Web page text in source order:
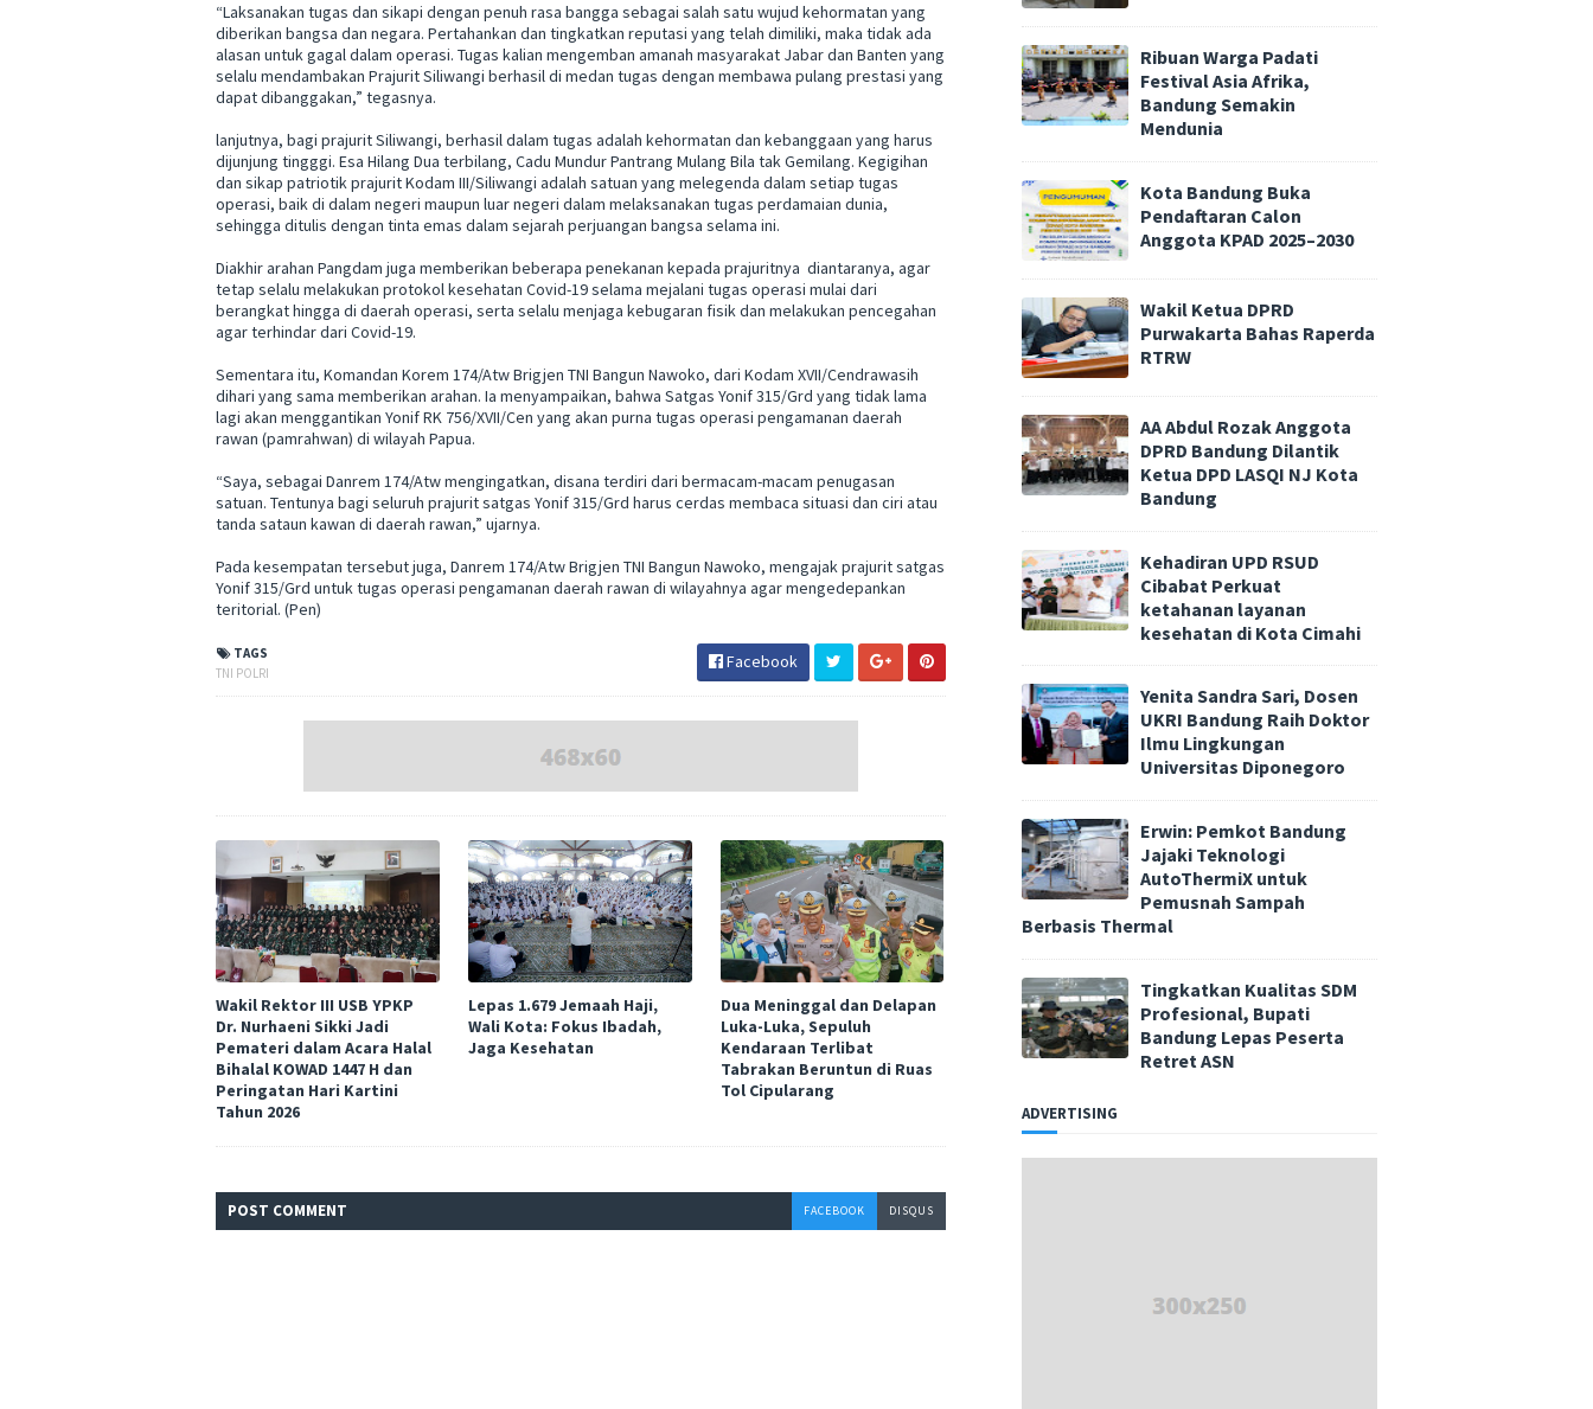
“Laksanakan tugas dan sikapi dengan penuh rasa bangga sebagai salah satu wujud kehormatan yang
diberikan bangsa dan negara. Pertahankan dan tingkatkan reputasi yang telah dimiliki, maka tidak ada
alasan untuk gagal dalam operasi. Tugas kalian mengemban amanah masyarakat Jabar dan Banten yang
selalu mendambakan Prajurit Siliwangi berhasil di medan tugas dengan membawa pulang prestasi yang
dapat dibanggakan,” tegasnya.
lanjutnya, bagi prajurit Siliwangi, berhasil dalam tugas adalah kehormatan dan kebanggaan yang harus
dijunjung tingggi. Esa Hilang Dua terbilang, Cadu Mundur Pantrang Mulang Bila tak Gemilang. Kegigihan
dan sikap patriotik prajurit Kodam III/Siliwangi adalah satuan yang melegenda dalam setiap tugas
operasi, baik di dalam negeri maupun luar negeri dalam melaksanakan tugas perdamaian dunia,
sehingga ditulis dengan tinta emas dalam sejarah perjuangan bangsa selama ini.
Diakhir arahan Pangdam juga memberikan beberapa penekanan kepada prajuritnya diantaranya, agar
tetap selalu melakukan protokol kesehatan Covid-19 selama mejalani tugas operasi mulai dari
berangkat hingga di daerah operasi, serta selalu menjaga kebugaran fisik dan melakukan pencegahan
agar terhindar dari Covid-19.
Sementara itu, Komandan Korem 174/Atw Brigjen TNI Bangun Nawoko, dari Kodam XVII/Cendrawasih
dihari yang sama memberikan arahan. Ia menyampaikan, bahwa Satgas Yonif 315/Grd yang tidak lama
lagi akan menggantikan Yonif RK 756/XVII/Cen yang akan purna tugas operasi pengamanan daerah
rawan (pamrahwan) di wilayah Papua.
“Saya, sebagai Danrem 174/Atw mengingatkan, disana terdiri dari bermacam-macam penugasan
satuan. Tentunya bagi seluruh prajurit satgas Yonif 315/Grd harus cerdas membaca situasi dan ciri atau
tanda sataun kawan di daerah rawan,” ujarnya.
Pada kesempatan tersebut juga, Danrem 174/Atw Brigjen TNI Bangun Nawoko, mengajak prajurit satgas
Yonif 315/Grd untuk tugas operasi pengamanan daerah rawan di wilayahnya agar mengedepankan
teritorial. (Pen)
TAGS
TNI POLRI
Facebook
Wakil Rektor III USB YPKP
Dr. Nurhaeni Sikki Jadi
Pemateri dalam Acara Halal
Bihalal KOWAD 1447 H dan
Peringatan Hari Kartini
Tahun 2026
Lepas 1.679 Jemaah Haji,
Wali Kota: Fokus Ibadah,
Jaga Kesehatan
Dua Meninggal dan Delapan
Luka-Luka, Sepuluh
Kendaraan Terlibat
Tabrakan Beruntun di Ruas
Tol Cipularang
POST COMMENT FACEBOOK DISQUS
Ribuan Warga Padati
Festival Asia Afrika,
Bandung Semakin
Mendunia
Kota Bandung Buka
Pendaftaran Calon
Anggota KPAD 2025–2030
Wakil Ketua DPRD
Purwakarta Bahas Raperda
RTRW
AA Abdul Rozak Anggota
DPRD Bandung Dilantik
Ketua DPD LASQI NJ Kota
Bandung
Kehadiran UPD RSUD
Cibabat Perkuat
ketahanan layanan
kesehatan di Kota Cimahi
Yenita Sandra Sari, Dosen
UKRI Bandung Raih Doktor
Ilmu Lingkungan
Universitas Diponegoro
Erwin: Pemkot Bandung
Jajaki Teknologi
AutoThermiX untuk
Pemusnah Sampah
Berbasis Thermal
Tingkatkan Kualitas SDM
Profesional, Bupati
Bandung Lepas Peserta
Retret ASN
ADVERTISING